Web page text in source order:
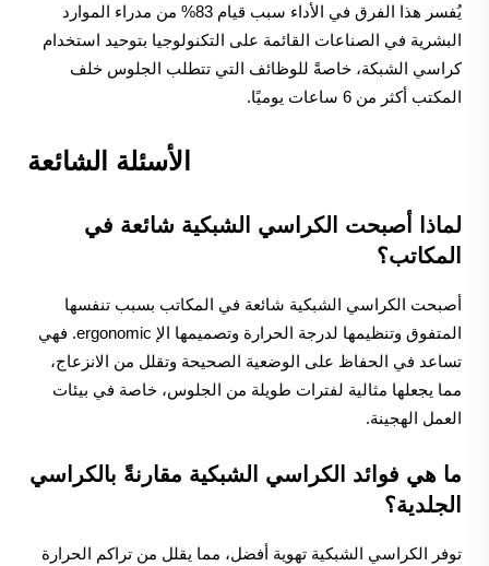
يُفسر هذا الفرق في الأداء سبب قيام 83% من مدراء الموارد
البشرية في الصناعات القائمة على التكنولوجيا بتوحيد استخدام
كراسي الشبكة، خاصةً للوظائف التي تتطلب الجلوس خلف
المكتب أكثر من 6 ساعات يوميًا.
الأسئلة الشائعة
لماذا أصبحت الكراسي الشبكية شائعة في
المكاتب؟
أصبحت الكراسي الشبكية شائعة في المكاتب بسبب تنفسها
المتفوق وتنظيمها لدرجة الحرارة وتصميمها الإ ergonomic. فهي
تساعد في الحفاظ على الوضعية الصحيحة وتقلل من الانزعاج،
مما يجعلها مثالية لفترات طويلة من الجلوس، خاصة في بيئات
العمل الهجينة.
ما هي فوائد الكراسي الشبكية مقارنةً بالكراسي
الجلدية؟
توفر الكراسي الشبكية تهوية أفضل، مما يقلل من تراكم الحرارة